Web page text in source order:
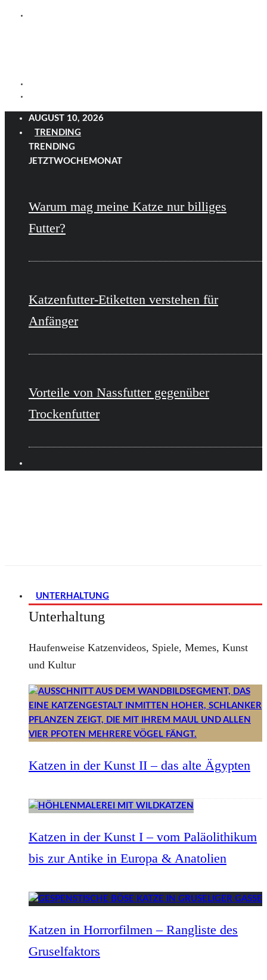
AUGUST 10, 2026
TRENDING
TRENDING
JETZTWOCHE MONAT
Warum mag meine Katze nur billiges
Futter?
Katzenfutter-Etiketten verstehen für
Anfänger
Vorteile von Nassfutter gegenüber
Trockenfutter
UNTERHALTUNG
Unterhaltung
Haufenweise Katzenvideos, Spiele, Memes, Kunst
und Kultur
Katzen in der Kunst II – das alte Ägypten
Katzen in der Kunst I – vom Paläolithikum
bis zur Antike in Europa & Anatolien
Katzen in Horrorfilmen – Rangliste des
Gruselfaktors